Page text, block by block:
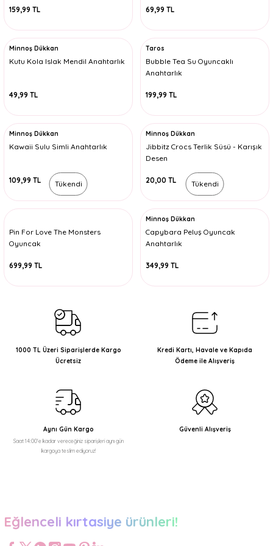
159,99 TL 69,99 TL
Minnoş Dükkan
Kutu Kola Islak Mendil Anahtarlık
49,99 TL
Taros
Bubble Tea Su Oyuncaklı
Anahtarlık
199,99 TL
Minnoş Dükkan
Kawaii Sulu Simli Anahtarlık
109,99 TL
Minnoş Dükkan
Jibbitz Crocs Terlik Süsü - Karışık
Desen
20,00 TL
Tükendi
Pin For Love The Monsters
Oyuncak
699,99 TL
Tükendi
Minnoş Dükkan
Capybara Peluş Oyuncak
Anahtarlık
349,99 TL
1000 TL Üzeri Siparişlerde Kargo
Ücretsiz
Kredi Kartı, Havale ve Kapıda
Ödeme ile Alışveriş
Aynı Gün Kargo
Saat 14:00'e kadar vereceğiniz siparişleri aynı gün
kargoya teslim ediyoruz!
Güvenli Alışveriş
Eğlenceli kırtasiye ürünleri!